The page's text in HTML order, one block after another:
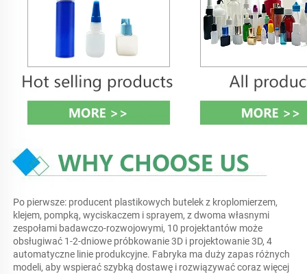
Po pierwsze: producent plastikowych butelek z kroplomierzem,
klejem, pompką, wyciskaczem i sprayem, z dwoma własnymi
zespołami badawczo-rozwojowymi, 10 projektantów może
obsługiwać 1-2-dniowe próbkowanie 3D i projektowanie 3D, 4
automatyczne linie produkcyjne. Fabryka ma duży zapas różnych
modeli, aby wspierać szybką dostawę i rozwiązywać coraz więcej